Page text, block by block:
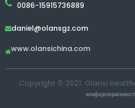
0086-15915736889
daniel@olansgz.com
www.olansichina.com
Copyright © 2021. Olansi